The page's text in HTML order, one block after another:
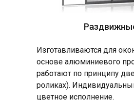
Изготавливаются для
основе алюминиевого
работают по принципу
роликах).
цветное исполнение.